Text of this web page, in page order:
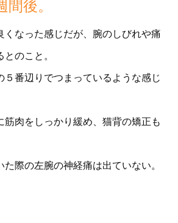
間後。
くなった感じだが、腕のしびれや痛
のこと。
５番辺りでつまっているような感じ
筋肉をしっかり緩め、猫背の矯正も
際の左腕の神経痛は出ていない。